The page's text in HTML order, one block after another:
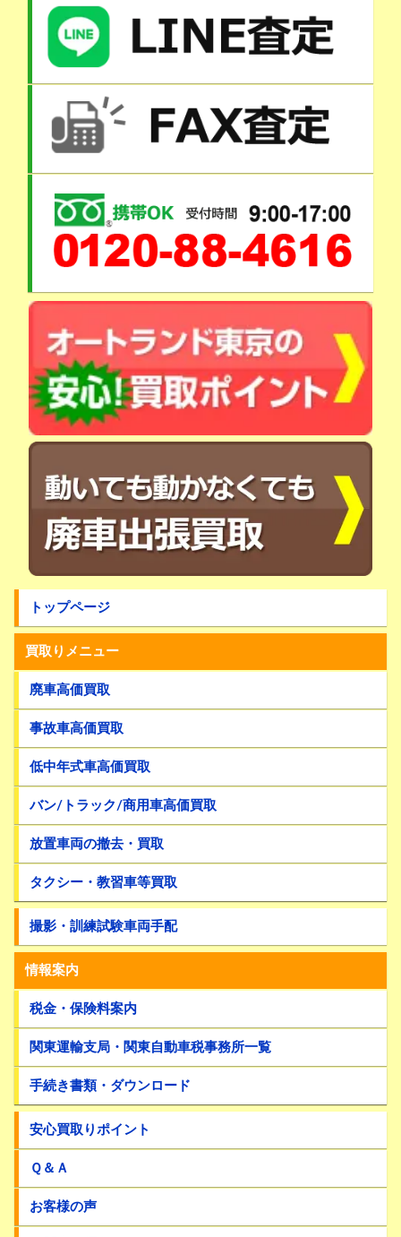
トップページ
買取りメニュー
廃車高価買取
事故車高価買取
低中年式車高価買取
バン/トラック/商用車高価買取
放置車両の撤去・買取
タクシー・教習車等買取
撮影・訓練試験車両手配
情報案内
税金・保険料案内
関東運輸支局・関東自動車税事務所一覧
手続き書類・ダウンロード
安心買取りポイント
Ｑ＆Ａ
お客様の声